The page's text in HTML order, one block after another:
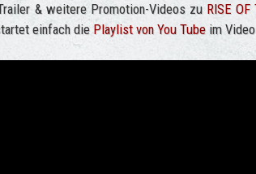
& weitere Promotion-Videos zu RISE
einfach die Playlist von You Tube im